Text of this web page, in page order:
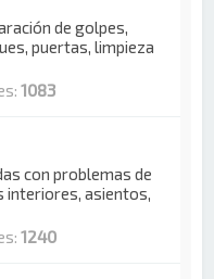
de golpes,
puertas, limpieza
1083
con problemas de
interiores, asientos,
1240